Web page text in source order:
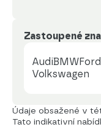
Zastoupené
AudiBMWFord
Volkswagen
Údaje obsažené v
Tato indikativní